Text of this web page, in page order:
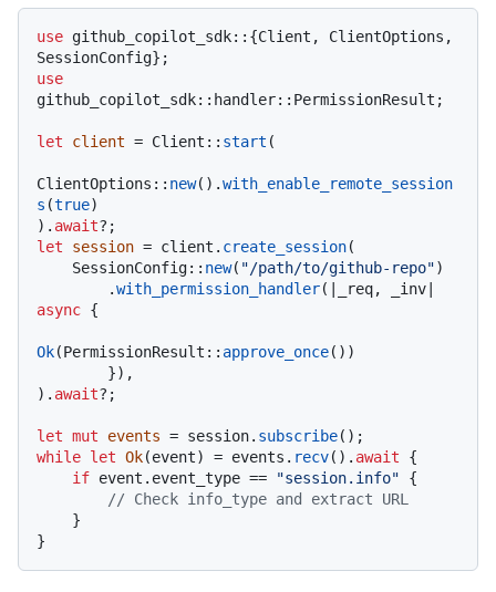
use github_copilot_sdk::{Client, ClientOptions,
use
github_copilot_sdk::handler::PermissionResult;
let client = Client:: start (
ClientOptions:: new().with_enable_remote_session
s (true)
). await
let
session = client. create_session(
    SessionConfig::
new( "/path/to/github-repo")
        .
with_permission_handler
async {
Ok(PermissionResult:: approve_once())
). await?;
let mut events = session. subscribe
while let Ok(event) = events. recv(). await {
if event.event_type == "session.info" {
// Check info_type and extract URL